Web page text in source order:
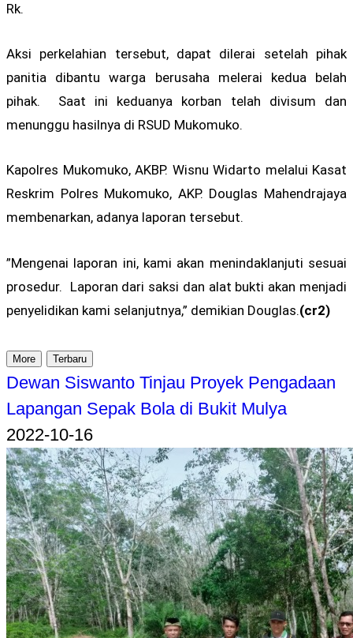
Rk.
Aksi perkelahian tersebut, dapat dilerai setelah pihak
panitia dibantu warga berusaha melerai kedua belah
pihak. Saat ini keduanya korban telah divisum dan
menunggu hasilnya di RSUD Mukomuko.
Kapolres Mukomuko, AKBP. Wisnu Widarto melalui Kasat
Reskrim Polres Mukomuko, AKP. Douglas Mahendrajaya
membenarkan, adanya laporan tersebut.
”Mengenai laporan ini, kami akan menindaklanjuti sesuai
prosedur. Laporan dari saksi dan alat bukti akan menjadi
penyelidikan kami selanjutnya,” demikian Douglas.(cr2)
More Terbaru
Dewan Siswanto Tinjau Proyek Pengadaan
Lapangan Sepak Bola di Bukit Mulya
2022-10-16